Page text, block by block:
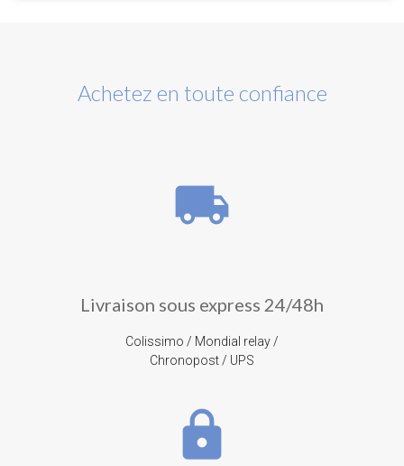
Achetez en toute confiance
local_shipping
Livraison sous express 24/48h
Colissimo / Mondial relay /
Chronopost / UPS
lock